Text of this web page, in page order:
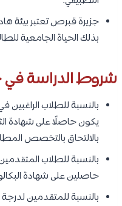
جزيرة قبرص تعتبر بيئة
بذلك الحياة الجامعية
شروط الدراسة في
بالنسبة للطلاب الراغبين
يكون حاصلًا على شهادة
بالالتحاق بالتخصص
بالنسبة للطلاب
حاصلين على شهادة
بالنسبة للمتقدمين